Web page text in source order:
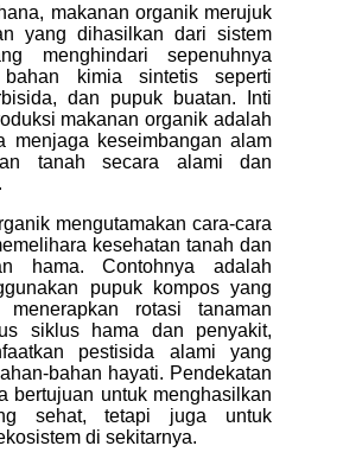
makanan organik merujuk
yang dihasilkan dari sistem
menghindari sepenuhnya
bahan kimia sintetis seperti
dan pupuk buatan. Inti
makanan organik adalah
menjaga keseimbangan alam
tanah secara alami dan
mengutamakan cara-cara
kesehatan tanah dan
hama. Contohnya adalah
pupuk kompos yang
rotasi tanaman
siklus hama dan penyakit,
pestisida alami yang
bahan hayati. Pendekatan
bertujuan untuk menghasilkan
sehat, tetapi juga untuk
di sekitarnya.